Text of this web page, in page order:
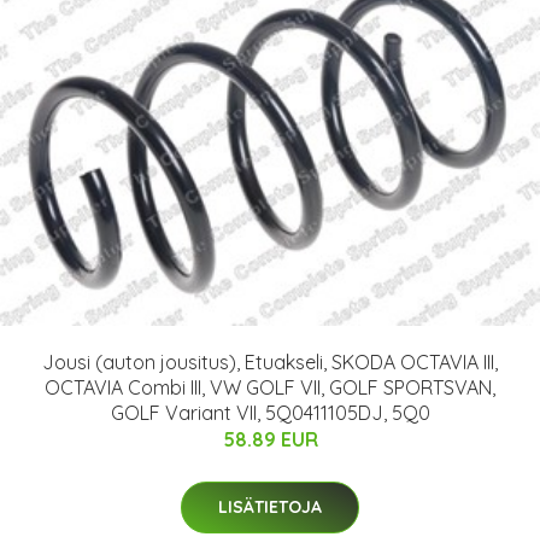
Jousi (auton jousitus), Etuakseli, SKODA OCTAVIA III,
OCTAVIA Combi III, VW GOLF VII, GOLF SPORTSVAN,
GOLF Variant VII, 5Q0411105DJ, 5Q0
58.89 EUR
LISÄTIETOJA